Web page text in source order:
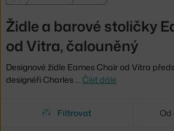
Židle a barové stoličky
od Vitra, čalouněný
Designové židle Eames Chair od Vitra
designéři Charles … Číst dále
Filtrovat Od